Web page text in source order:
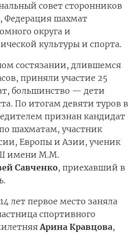
совет сторонников
Федерация шахмат
округа и
культуры и спорта.
состязании, длившемся
приняли участие 25
большинство — дети
По итогам девяти туров в
признан кандидат
шахматам, участник
Европы и Азии, ученик
имени М.М.
Савченко, приехавший в
лет первое место заняла
спортивного
Арина Кравцова,